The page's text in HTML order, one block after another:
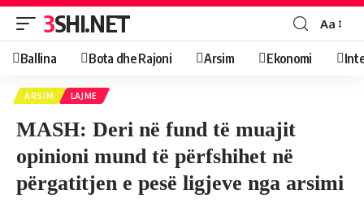
3SHI.NET Aa
Ballina Bota dhe Rajoni Arsim Ekonomi
ARSIM LAJME
MASH: Deri në fund të muajit
opinioni mund të përfshihet në
përgatitjen e pesë ligjeve nga arsimi